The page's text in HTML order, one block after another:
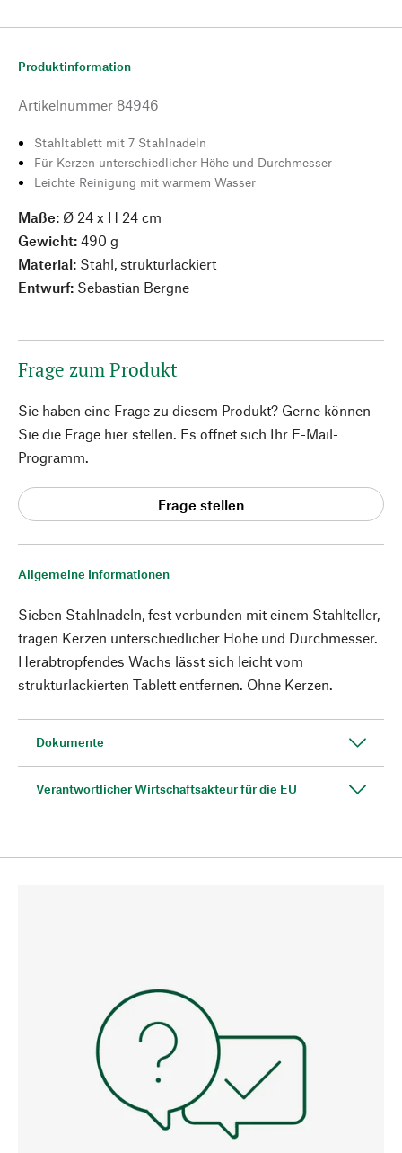
Allgemeine Informationen
Sieben Stahlnadeln, fest verbunden mit einem Stahlteller,
tragen Kerzen unterschiedlicher Höhe und Durchmesser.
Herabtropfendes Wachs lässt sich leicht vom
strukturlackierten Tablett entfernen. Ohne Kerzen.
Dokumente
Verantwortlicher Wirtschaftsakteur für die EU
Produktinformation
Artikelnummer 84946
Stahltablett mit 7 Stahlnadeln
Für Kerzen unterschiedlicher Höhe und Durchmesser
Leichte Reinigung mit warmem Wasser
Maße: Ø 24 x H 24 cm
Gewicht: 490 g
Material: Stahl, strukturlackiert
Entwurf: Sebastian Bergne
Frage zum Produkt
Sie haben eine Frage zu diesem Produkt? Gerne können
Sie die Frage hier stellen. Es öffnet sich Ihr E-Mail-
Programm.
Frage stellen